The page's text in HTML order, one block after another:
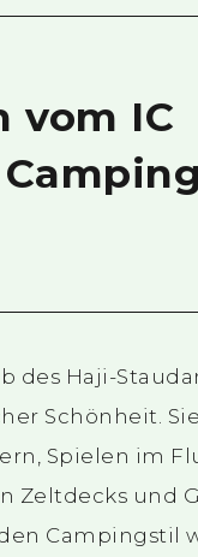
vom IC
des Haji-
Schönheit.
Spielen im
und
Campingstil